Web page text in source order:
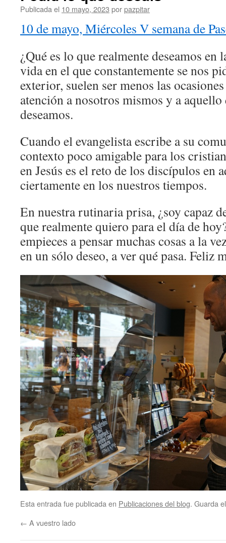
Publicada el 10 mayo, 2023 porpazpitar
10 de mayo, Miércoles V semana de
¿Qué es lo que realmente deseamos
vida en el que constantemente se nos
exterior, suelen ser menos las
atención a nosotros mismos y a aquello
deseamos.
Cuando el evangelista escribe a su
contexto poco amigable para los
en Jesús es el reto de los discípulos en
ciertamente en los nuestros tiempos.
En nuestra rutinaria prisa, ¿soy capaz
que realmente quiero para el día de
empieces a pensar muchas cosas a la
en un sólo deseo, a ver qué pasa. Feliz
Esta entrada fue publicada en Publicaciones del blog. Guarda
← A vuestro lado